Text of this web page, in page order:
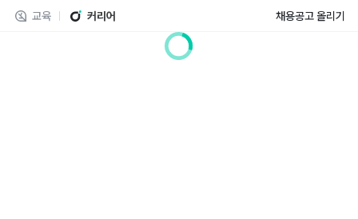
교육 커리어 채용공고 올리기